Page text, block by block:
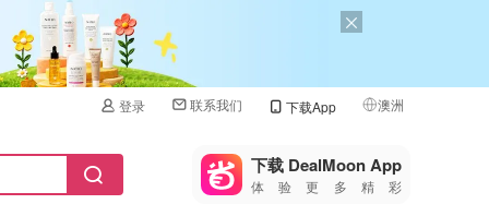
登录 联系我们 下载App 澳洲
🇺🇸
🇨🇳 中国
下载 DealMoon App
体验更多精彩